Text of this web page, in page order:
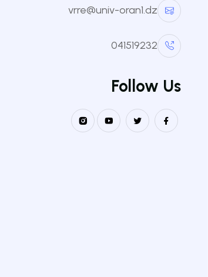
vrre@univ-oran1.dz
041519232
Follow Us
على الصعيد التجريبي، نعمل على
القلب والأيض، أو علاجها. على
ونمط الحياة الصحي، بهدف
العودة للقائمة